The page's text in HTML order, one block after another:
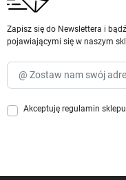
Zapisz się do Newslettera i
pojawiającymi się w naszym
Akceptuję regulamin sklepu